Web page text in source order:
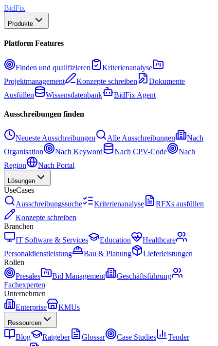
BidFix
Produkte
Platform Features
Finden und qualifizieren
Kriterienanalyse
Projektmanagement
Konzepte schreiben
Dokumente
Ausfüllen
Wissensdatenbank BidFix Agent
Ausschreibungen finden
Neueste Ausschreibungen Alle Ausschreibungen
Nach
Organisation
Nach Keyword Nach CPV-Code
Nach
Region
Nach Portal
Lösungen
UseCases
Ausschreibungssuche
Kriterienanalyse
RFXs ausfüllen
Konzepte schreiben
Branchen
IT Software & Services
Education
Healthcare
Personaldienstleistung
Bau & Planung
Lieferleistungen
Rollen
Presales
Bid Management
Geschäftsführung
Fachexperten
Unternehmen
Enterprise
KMUs
Ressourcen
Blog Ratgeber Glossar Case Studies
Tender